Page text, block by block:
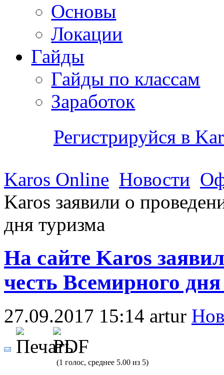
Основы
Локации
Гайды
Гайды по классам
Заработок
Регистрируйся в
Karos Online Новости
Karos заявили о
дня туризма
На сайте Karos
честь Всемирного
27.09.2017 15:14 artur
(1 голос, среднее 5.00 из 5)